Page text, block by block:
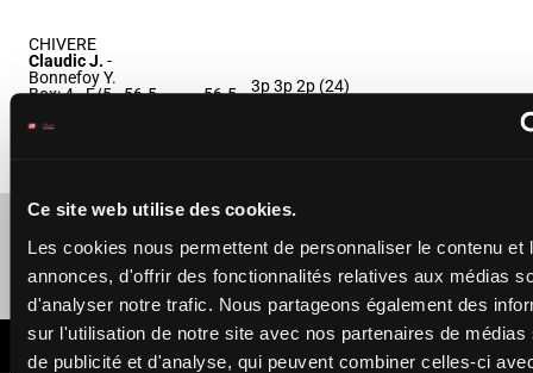
Ce site web utilise des cookies.
Les cookies nous permettent de personnaliser le contenu et
annonces, d'offrir des fonctionnalités relatives aux médias
d'analyser notre trafic. Nous partageons également des
sur l'utilisation de notre site avec nos partenaires de médias
de publicité et d'analyse, qui peuvent combiner celles-ci
CHIVERE
Claudic J. -
Bonnefoy Y.
Box: 4 -F/5 -56.5
3p 3p 2p (24) 4p
56.5
3p 3p 2p (24)
Presence of favorite horses
LATEST NEWS